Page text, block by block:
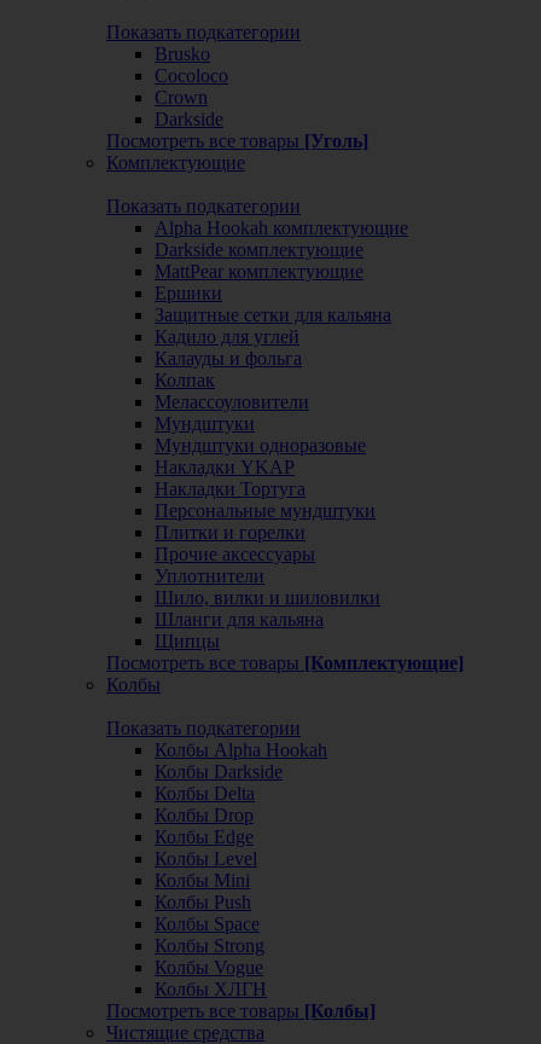
Показать подкатегории
Brusko
Cocoloco
Crown
Darkside
Посмотреть все товары [Уголь]
Комплектующие
Показать подкатегории
Alpha Hookah комплектующие
Darkside комплектующие
MattPear комплектующие
Ершики
Защитные сетки для кальяна
Кадило для углей
Калауды и фольга
Колпак
Мелассоуловители
Мундштуки
Мундштуки одноразовые
Накладки YKAP
Накладки Тортуга
Персональные мундштуки
Плитки и горелки
Прочие аксессуары
Уплотнители
Шило, вилки и шиловилки
Шланги для кальяна
Щипцы
Посмотреть все товары [Комплектующие]
Колбы
Показать подкатегории
Колбы Alpha Hookah
Колбы Darkside
Колбы Delta
Колбы Drop
Колбы Edge
Колбы Level
Колбы Mini
Колбы Push
Колбы Space
Колбы Strong
Колбы Vogue
Колбы ХЛГН
Посмотреть все товары [Колбы]
Чистящие средства